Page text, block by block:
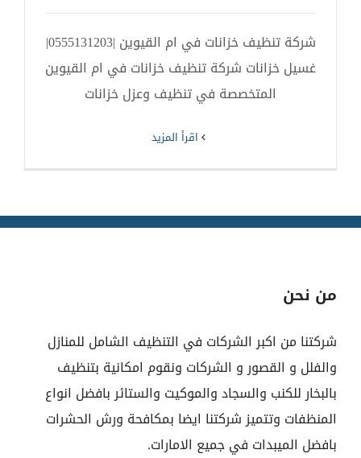
شركة تنظيف خزانات في ام القيوين |0555131203|
غسيل خزانات شركة تنظيف خزانات في ام القيوين
المتخصصة في تنظيف وعزل خزانات
من نحن
شركتنا من اكبر الشركات في التنظيف الشامل للمنازل
والفلل و القصور و الشركات ونقوم امكانية بتنظيف
بالبخار للكنب والسجاد والموكيت والستائر بافضل انواع
المنظفات وتتميز شركتنا ايضا بمكافحة ورش الحشرات
بافضل الميبدات في جميع الامارات.